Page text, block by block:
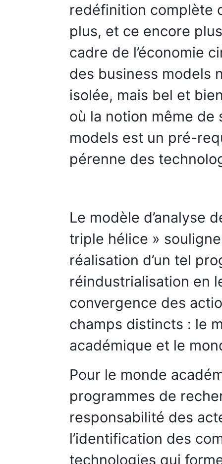
redéfinition complète
plus, et ce encore
cadre de l’économie
des business models
isolée, mais bel et
où la notion même
models est un pré-
pérenne des
Le modèle d’analyse
triple hélice »
réalisation d’un tel
réindustrialisation en
convergence des
champs distincts : le
académique et le
Pour le monde
programmes de
responsabilité des
l’identification des
technologies qui